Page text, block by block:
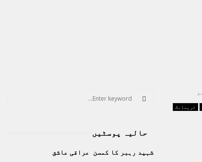
ٹرینڈنگ
f
E
A
حالیہ پوسٹیں
شہید رہبر کا کمسن عراقی عاشق